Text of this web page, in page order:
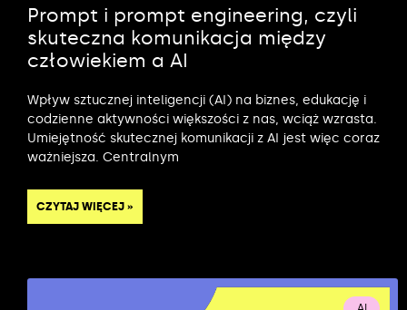
Prompt i prompt engineering, czyli
skuteczna komunikacja między
człowiekiem a AI
Wpływ sztucznej inteligencji (AI) na biznes, edukację i
codzienne aktywności większości z nas, wciąż wzrasta.
Umiejętność skutecznej komunikacji z AI jest więc coraz
ważniejsza. Centralnym
CZYTAJ WIĘCEJ »